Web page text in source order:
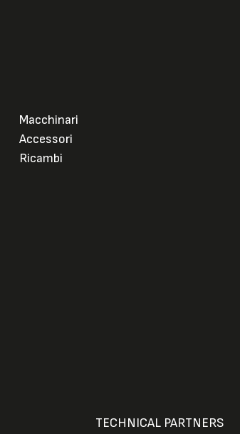
Macchinari
Accessori
Ricambi
TECHNICAL PARTNERS